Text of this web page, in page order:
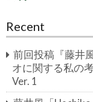
Recent
前回投稿『藤井
オに関する私の
Ver. 1